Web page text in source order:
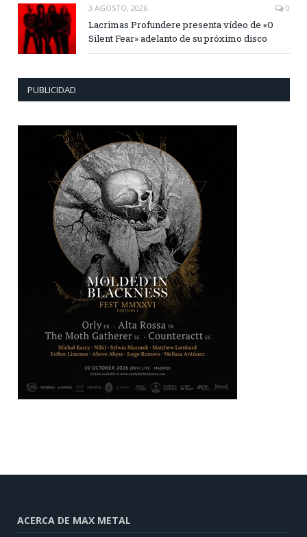
3 AGOSTO, 2026 0
Lacrimas Profundere presenta vídeo de «O
Silent Fear» adelanto de su próximo disco
PUBLICIDAD
ACERCA DE MAX METAL